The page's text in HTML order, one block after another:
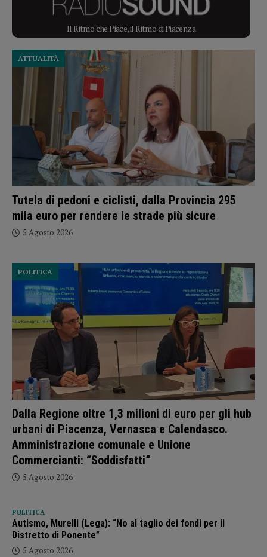
Il Ritmo che Piace, il Ritmo di Piacenza
Tutela di pedoni e ciclisti, dalla Provincia 295
mila euro per rendere le strade più sicure
ATTUALITÀ
5 Agosto 2026
Dalla Regione oltre 1,3 milioni di euro per gli hub
urbani di Piacenza, Vernasca e Calendasco.
Amministrazione comunale e Unione
Commercianti: “Soddisfatti”
POLITICA
5 Agosto 2026
POLITICA
Autismo, Murelli (Lega): “No al taglio dei fondi per il
Distretto di Ponente”
5 Agosto 2026